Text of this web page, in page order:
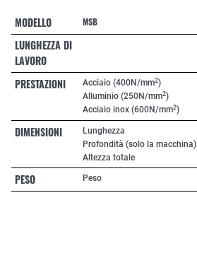
MODELLO MSB
LUNGHEZZA DI
LAVORO
PRESTAZIONI Acciaio (400N/mm2)
Alluminio (250N/mm2)
Acciaio inox (600N/mm2)
DIMENSIONI
Lunghezza
Profondità (solo la macchina)
Altezza totale
PESO Peso